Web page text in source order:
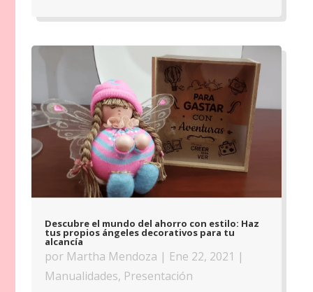
Descubre el mundo del ahorro con estilo: Haz
tus propios ángeles decorativos para tu
alcancía
por Martha Mendoza | Ene 22, 2021 |
Manualidades, Presentación